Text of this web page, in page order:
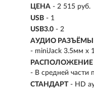
ЦЕНА - 2 515 руб.
USB - 1
USB3.0 - 2
АУДИО РАЗЪЁМЫ
- miniJack 3.5мм х
РАСПОЛОЖЕНИЕ
- В средней части
СТАНДАРТ - HD